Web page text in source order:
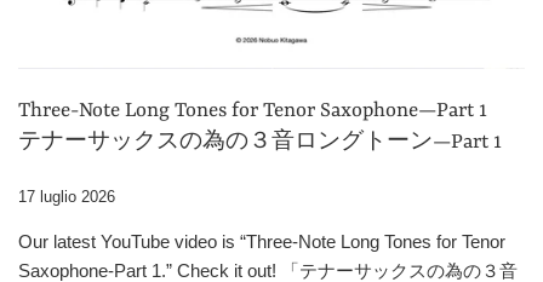
Three-Note Long Tones for Tenor Saxophone—Part 1
テナーサックスの為の３音ロングトーン—Part 1
17 luglio 2026
Our latest YouTube video is “Three-Note Long Tones for Tenor
Saxophone-Part 1.” Check it out! 「テナーサックスの為の３音